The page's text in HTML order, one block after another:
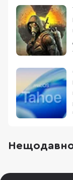
Нещодавно